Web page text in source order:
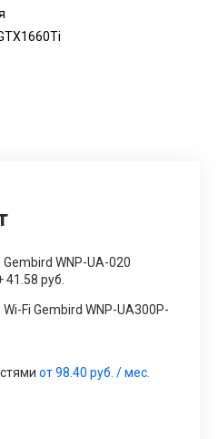
WNP-UA-020
руб.
Fi Gembird WNP-UA300P-
от98.40 руб. / мес.